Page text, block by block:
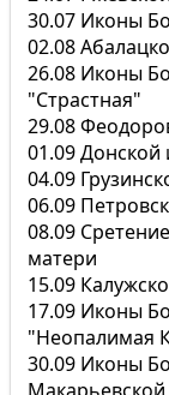
30.07 Иконы
02.08
26.08 Иконы
"Страстная"
29.08
01.09
04.09
06.09
08.09
матери
15.09
17.09 Иконы
"Неопалимая
30.09 Иконы